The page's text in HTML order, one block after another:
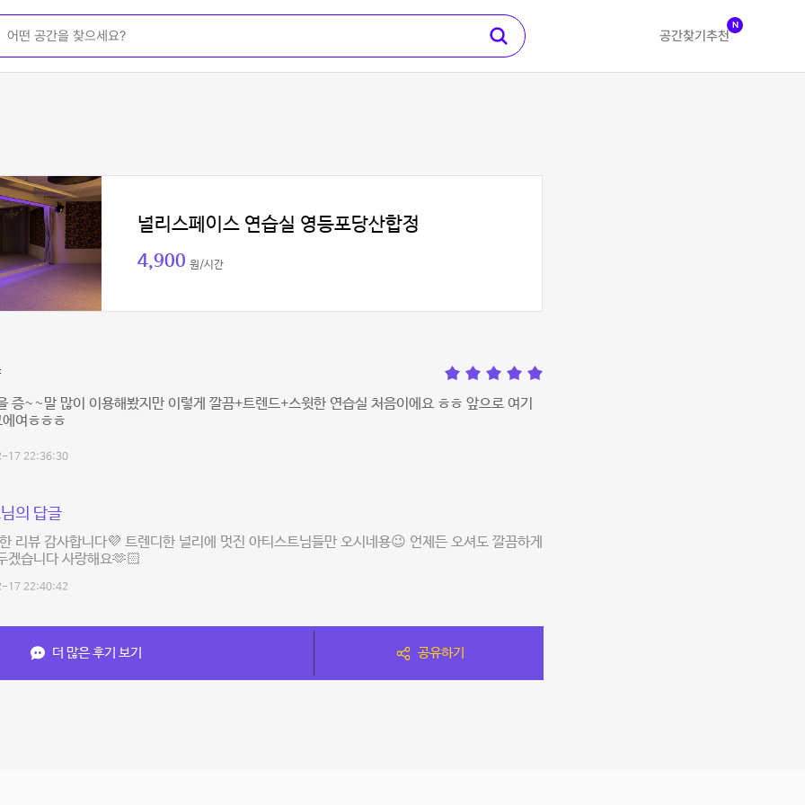
공간찾기 추천
N
널리스페이스 연습실 영등포당산합정
4,900 원/시간
증~~말 많이 이용해봤지만 이렇게 깔끔+트렌드+스윗한 연습실 처음이에요 ㅎㅎ 앞으로 여기
여ㅎㅎㅎ
17 22:36:30
의 답글
리뷰 감사합니다💜 트렌디한 널리에 멋진 아티스트님들만 오시네용😉 언제든 오셔도 깔끔하게
겠습니다 사랑해요🫶🏻
17 22:40:42
더 많은 후기 보기 공유하기